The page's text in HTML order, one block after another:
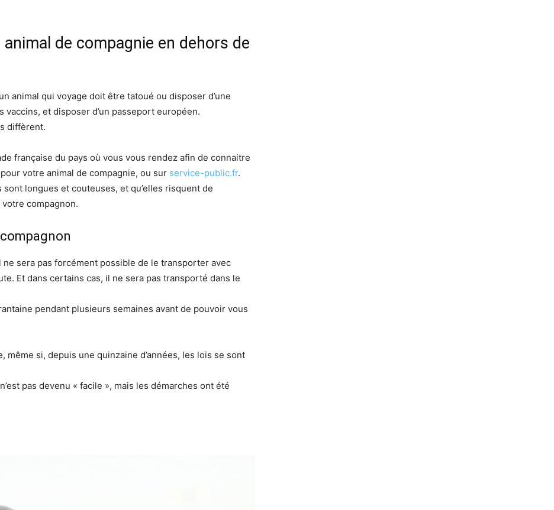
de compagnie en dehors de
animal qui voyage doit être tatoué ou disposer d’une
et disposer d’un passeport européen.
diffèrent.
française du pays où vous vous rendez afin de connaitre
votre animal de compagnie, ou sur service-public.fr.
longues et couteuses, et qu’elles risquent de
compagnon.
ne sera pas forcément possible de le transporter avec
Et dans certains cas, il ne sera pas transporté dans le
pendant plusieurs semaines avant de pouvoir vous
même si, depuis une quinzaine d’années, les lois se sont
pas devenu « facile », mais les démarches ont été